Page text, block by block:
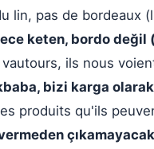
lin, pas de bordeaux
keten, bordo değil
ils nous
bizi karga
produits qu'ils